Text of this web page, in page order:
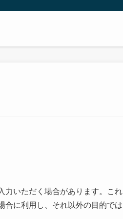
力いただく場合があります。これ
合に利用し、それ以外の目的では